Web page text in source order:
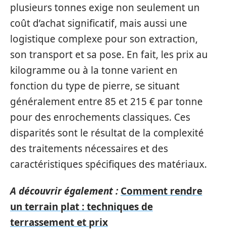
plusieurs tonnes exige non seulement un
coût d’achat significatif, mais aussi une
logistique complexe pour son extraction,
son transport et sa pose. En fait, les prix au
kilogramme ou à la tonne varient en
fonction du type de pierre, se situant
généralement entre 85 et 215 € par tonne
pour des enrochements classiques. Ces
disparités sont le résultat de la complexité
des traitements nécessaires et des
caractéristiques spécifiques des matériaux.
A découvrir également : Comment rendre
un terrain plat : techniques de
terrassement et prix